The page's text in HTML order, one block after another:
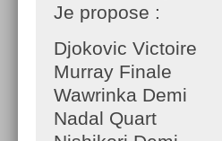
Je propose :
Djokovic Victoire
Murray Finale
Wawrinka Demi
Nadal Quart